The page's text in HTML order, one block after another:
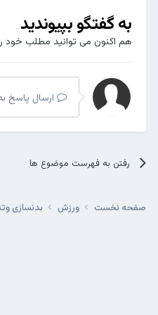
به گفتگو بپیوندید
هم اکنون می توانید مطلب خود را
ارسال پاسخ
رفتن به فهرست موضوع ها
صفحه نخست ورزش بدنسازی